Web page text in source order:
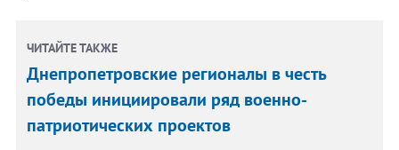
ЧИТАЙТЕ ТАКЖЕ
Днепропетровские регионалы в честь
победы инициировали ряд военно-
патриотических проектов